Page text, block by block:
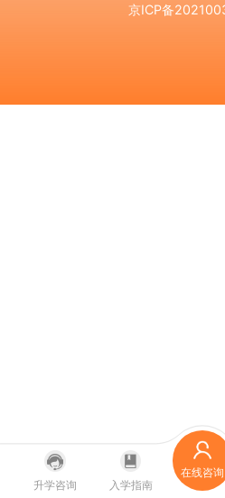
京ICP备
升学咨询 入学指南
在线咨询